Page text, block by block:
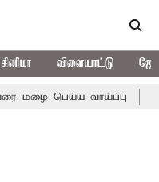
சினிமா விளையாட்டு
பெய்ய வாய்ப்பு கொரிய